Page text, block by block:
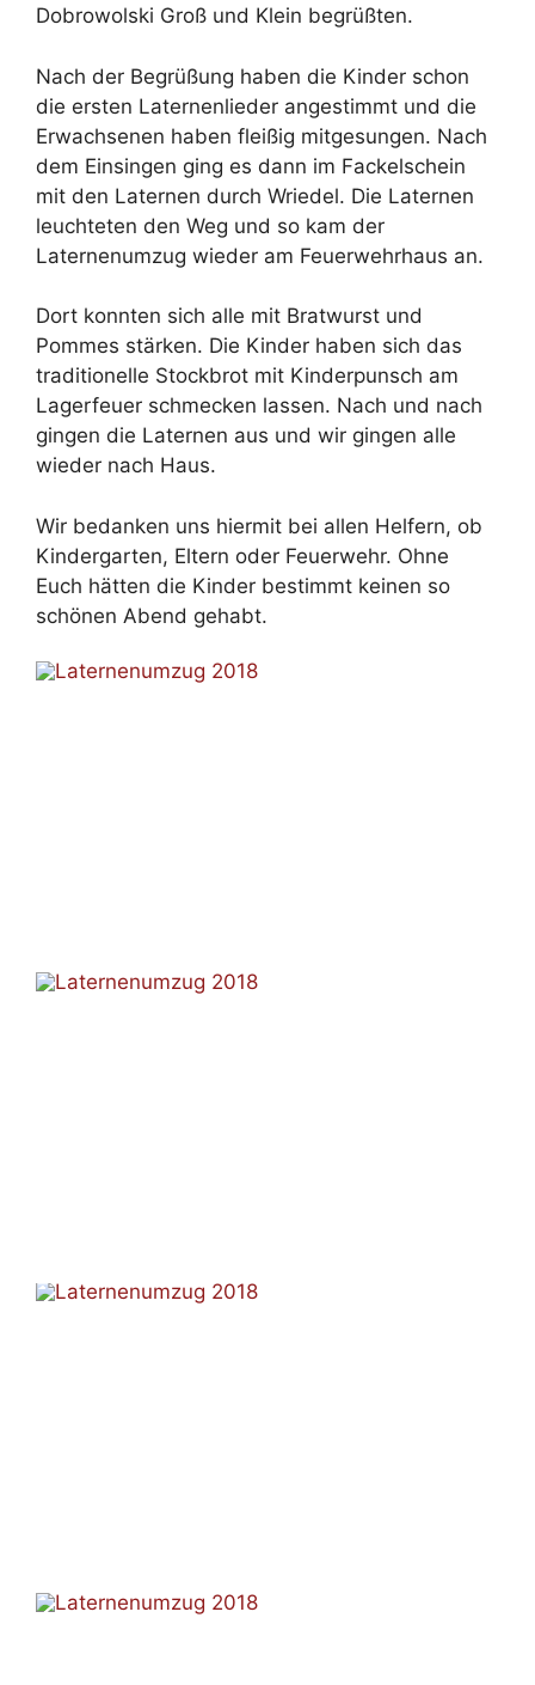
Dobrowolski Groß und Klein begrüßten.
Nach der Begrüßung haben die Kinder schon
die ersten Laternenlieder angestimmt und die
Erwachsenen haben fleißig mitgesungen. Nach
dem Einsingen ging es dann im Fackelschein
mit den Laternen durch Wriedel. Die Laternen
leuchteten den Weg und so kam der
Laternenumzug wieder am Feuerwehrhaus an.
Dort konnten sich alle mit Bratwurst und
Pommes stärken. Die Kinder haben sich das
traditionelle Stockbrot mit Kinderpunsch am
Lagerfeuer schmecken lassen. Nach und nach
gingen die Laternen aus und wir gingen alle
wieder nach Haus.
Wir bedanken uns hiermit bei allen Helfern, ob
Kindergarten, Eltern oder Feuerwehr. Ohne
Euch hätten die Kinder bestimmt keinen so
schönen Abend gehabt.